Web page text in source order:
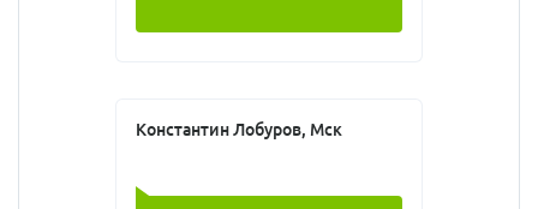
Константин Лобуров, Мск